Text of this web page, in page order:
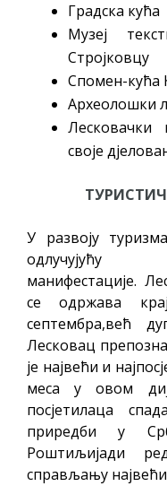
Градска кућа
Музеј
Стројковцу
Спомен-кућа
Археолошки
Лесковачки
своје
У развоју
манифестације.
се одржава
септембра,већ
Лесковац
је највећи и
меса у овом
посјетилаца
приредби у
Роштиљијади
справљању